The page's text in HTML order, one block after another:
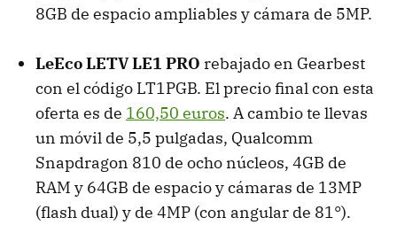
8GB de espacio ampliables y cámara de 5MP.
LeEco LETV LE1 PRO rebajado en Gearbest
con el código LT1PGB. El precio final con esta
oferta es de 160,50 euros. A cambio te llevas
un móvil de 5,5 pulgadas, Qualcomm
Snapdragon 810 de ocho núcleos, 4GB de
RAM y 64GB de espacio y cámaras de 13MP
(flash dual) y de 4MP (con angular de 81°).